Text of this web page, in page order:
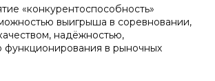
«конкурентоспособность»
выигрыша в соревновании,
надёжностью,
функционирования в рыночных